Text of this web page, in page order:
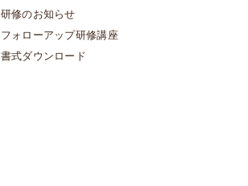
研修のお知らせ
フォローアップ研修講座
書式ダウンロード